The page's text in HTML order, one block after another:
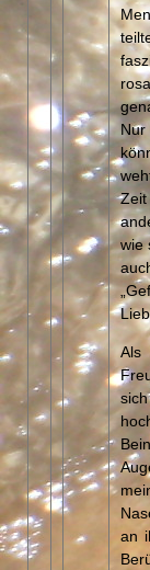
Nur
Zeit
wie
Als
an